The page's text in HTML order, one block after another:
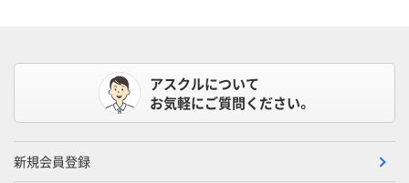
アスクルについて
お気軽にご質問ください。
新規会員登録